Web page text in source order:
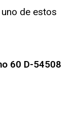
de estos
60 D-54508